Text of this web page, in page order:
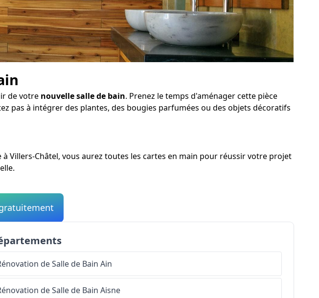
de votre nouvelle salle de bain. Prenez le temps d'aménager cette pièce
pas à intégrer des plantes, des bougies parfumées ou des objets décoratifs
à Villers-Châtel, vous aurez toutes les cartes en main pour réussir votre projet
de Salle de Bain Ain
de Salle de Bain Aisne